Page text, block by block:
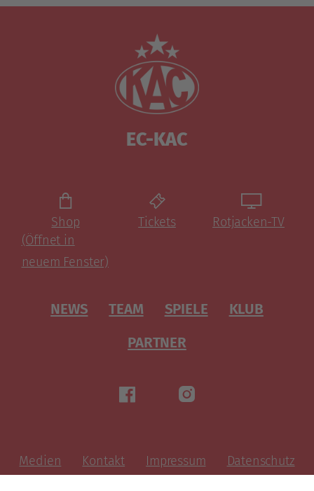
EC-KAC
Shop
(Öffnet in
neuem Fenster)
Tickets Rotjacken-TV
NEWS TEAM SPIELE
KLUB
PARTNER
Medien Kontakt Impressum Datenschutz